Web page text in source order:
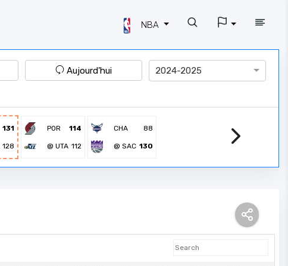
NBA
Aujourd'hui 2024-2025
131
128
POR 114
@ UTA 112
CHA 88
@ SAC 130